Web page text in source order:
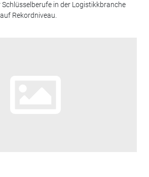
in der Logistikkbranche
Rekordniveau.